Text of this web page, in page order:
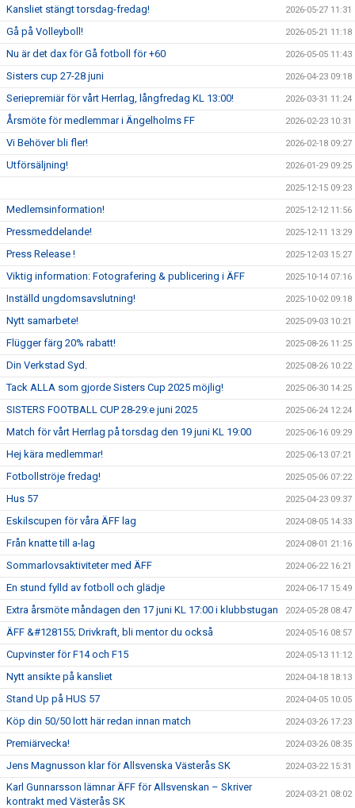
Kansliet stängt torsdag-fredag! 2026-05-27 11:31
Gå på Volleyboll! 2026-05-21 11:18
Nu är det dax för Gå fotboll för +60 2026-05-05 11:43
Sisters cup 27-28 juni 2026-04-23 09:18
Seriepremiär för vårt Herrlag, långfredag KL 13:00! 2026-03-31 11:24
Årsmöte för medlemmar i Ängelholms FF 2026-02-23 10:31
Vi Behöver bli fler! 2026-02-18 09:27
Utförsäljning! 2026-01-29 09:25
2025-12-15 09:23
Medlemsinformation! 2025-12-12 11:56
Pressmeddelande! 2025-12-11 13:29
Press Release ! 2025-12-03 15:27
Viktig information: Fotografering & publicering i ÄFF 2025-10-14 07:16
Inställd ungdomsavslutning! 2025-10-02 09:18
Nytt samarbete! 2025-09-03 10:21
Flügger färg 20% rabatt! 2025-08-26 11:25
Din Verkstad Syd. 2025-08-26 10:22
Tack ALLA som gjorde Sisters Cup 2025 möjlig! 2025-06-30 14:25
SISTERS FOOTBALL CUP 28-29:e juni 2025 2025-06-24 12:24
Match för vårt Herrlag på torsdag den 19 juni KL 19:00 2025-06-16 09:29
Hej kära medlemmar! 2025-06-13 07:21
Fotbollströje fredag! 2025-05-06 07:22
Hus 57 2025-04-23 09:37
Eskilscupen för våra ÄFF lag 2024-08-05 14:33
Från knatte till a-lag 2024-08-01 21:16
Sommarlovsaktiviteter med ÄFF 2024-06-22 16:21
En stund fylld av fotboll och glädje 2024-06-17 15:49
Extra årsmöte måndagen den 17 juni KL 17:00 i klubbstugan 2024-05-28 08:47
ÄFF &#128155; Drivkraft, bli mentor du också 2024-05-16 08:57
Cupvinster för F14 och F15 2024-05-13 11:12
Nytt ansikte på kansliet 2024-04-18 18:13
Stand Up på HUS 57 2024-04-05 10:05
Köp din 50/50 lott här redan innan match 2024-03-26 17:23
Premiärvecka! 2024-03-26 08:35
Jens Magnusson klar för Allsvenska Västerås SK 2024-03-22 15:31
Karl Gunnarsson lämnar ÄFF för Allsvenskan – Skriver
kontrakt med Västerås SK
2024-03-21 08:02